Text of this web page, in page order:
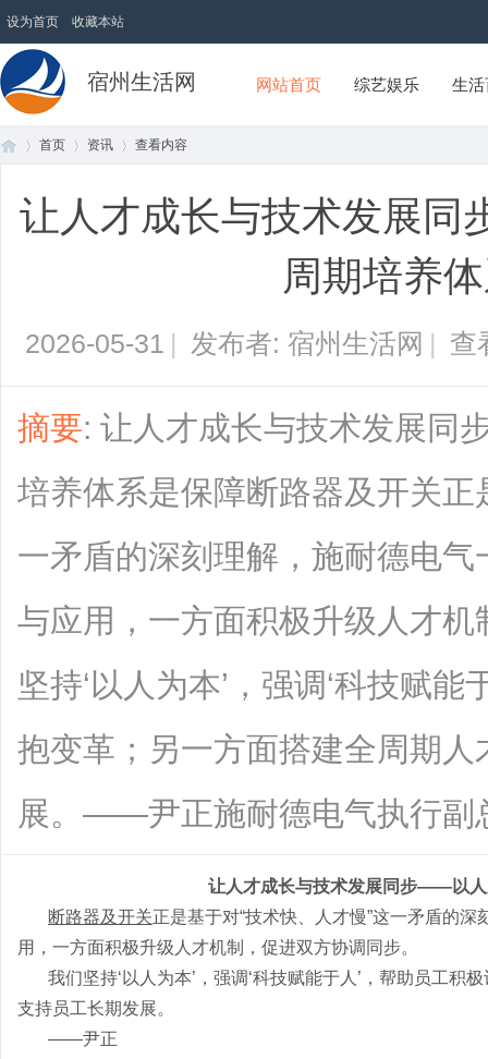
设为首页 收藏本站
宿州生活网 网站首页 综艺娱乐 生
首页
›
资讯 查看内容
让人才成长与技术发展
周期培养
2026-05-31 | 发布者: 宿州生活网 | 查
摘要: 让人才成长与技术发展
培养体系是保障断路器及开关正
一矛盾的深刻理解，施耐德电
与应用，一方面积极升级人才
坚持‘以人为本’，强调‘科技赋
抱变革；另一方面搭建全周期
展。——尹正施耐德电气执行副
让人才成长与技术发展同步——以人
断路器及开关正是基于对“技术快、人才慢”这一矛盾的
用，一方面积极升级人才机制，促进双方协调同步。
我们坚持‘以人为本’，强调‘科技赋能于人’，帮助员工
支持员工长期发展。
——尹正